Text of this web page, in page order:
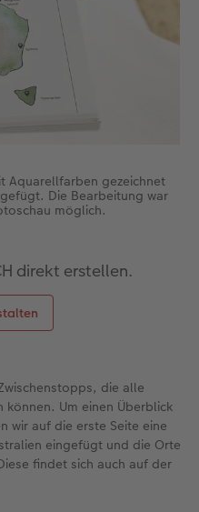
Aquarellfarben gezeichnet
Die Bearbeitung war
möglich.
direkt erstellen.
die alle
Um einen Überblick
wir auf die erste Seite eine
eingefügt und die Orte
findet sich auch auf der